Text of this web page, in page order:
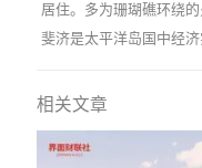
居住。多为珊瑚礁环绕
斐济是太平洋岛国中经
相关文章